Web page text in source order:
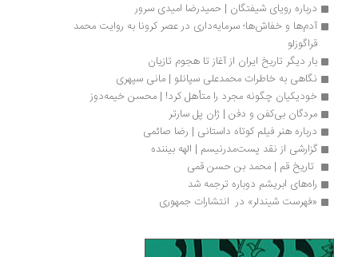
درباره رویای شیفتگان | حمیدرضا امیدی سرور
آدم‌ها و خفاش‌ها؛ سرمایه‌داری در عصر کرونا به روایت محمد
بار دیگر تاریخ ایران از آغاز تا هجوم تازیان
نگاهی به خاطرات محمدعلی سپانلو | مانی سپهری
خودیکیان چگونه مجرد را متأهل کرد! | محسن خیمه‌دوز
مردگان بی‌کفن و دفن | ژان پل سارتر
درباره هنر فیلم کوتاه داستانی | رضا صائمی
گزارشی از نقد پست‌مدرنیسم | الهه بیننده
تاریخ قم | محمد بن حسن قمی
راه‌های ابریشم دوباره ترجمه شد
«فهرست شیندلر» در  انتشارات جمهوری